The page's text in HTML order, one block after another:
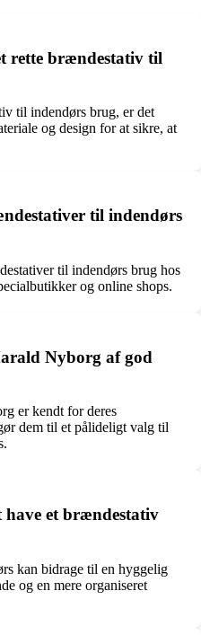
rette brændestativ til
til indendørs brug, er det
og design for at sikre, at
til indendørs
til indendørs brug hos
og online shops.
Nyborg af god
er kendt for deres
dem til et pålideligt valg til
have et brændestativ
kan bidrage til en hyggelig
og en mere organiseret